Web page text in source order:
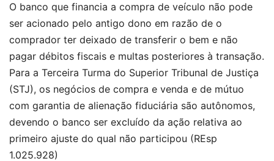
O banco que financia a compra de veículo não pode
ser acionado pelo antigo dono em razão de o
comprador ter deixado de transferir o bem e não
pagar débitos fiscais e multas posteriores à transação.
Para a Terceira Turma do Superior Tribunal de Justiça
(STJ), os negócios de compra e venda e de mútuo
com garantia de alienação fiduciária são autônomos,
devendo o banco ser excluído da ação relativa ao
primeiro ajuste do qual não participou (REsp
1.025.928)